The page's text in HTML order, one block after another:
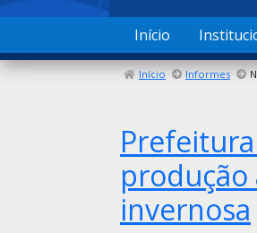
Início
Início Informes
produção
invernosa